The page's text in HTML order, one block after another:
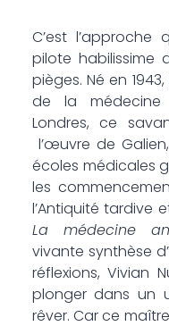
C’est l’approche
pilote habilissime
pièges. Né en
de la médecine
Londres, ce
l’œuvre de
écoles médicales
les
l’Antiquité tardive
La médecine
vivante synthèse
réflexions, Vivian
plonger dans un
rêver. Car ce